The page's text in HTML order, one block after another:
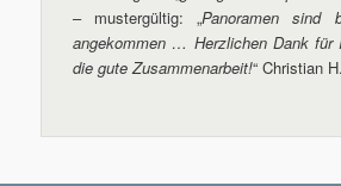
– mustergültig: „Panoramen
angekommen … Herzlichen Dank für
die gute Zusammenarbeit!“ Christian H.